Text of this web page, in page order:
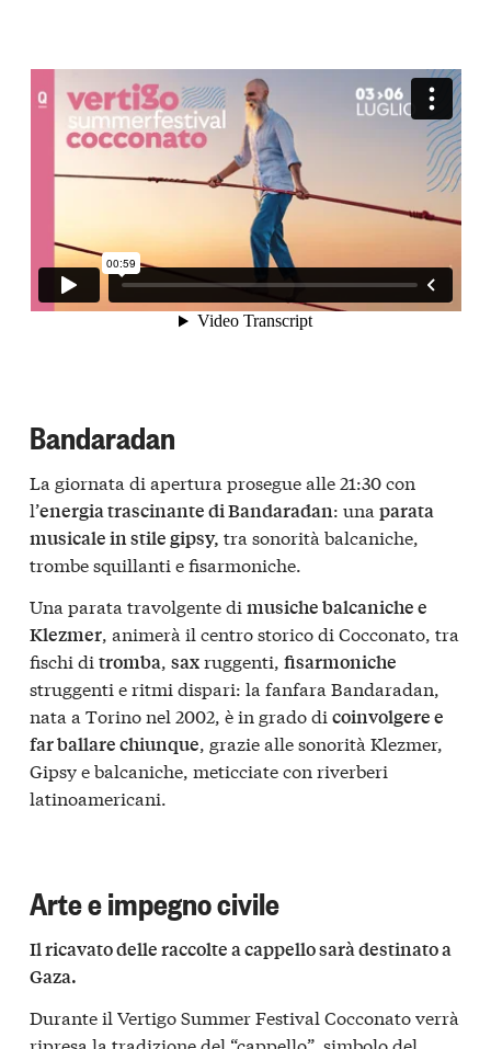
Bandaradan
La giornata di apertura prosegue alle 21:30 con
l’energia trascinante di Bandaradan: una parata
musicale in stile gipsy, tra sonorità balcaniche,
trombe squillanti e fisarmoniche.
Una parata travolgente di musiche balcaniche e
Klezmer , animerà il centro storico di Cocconato, tra
fischi di tromba saxruggenti, fisarmoniche
struggenti e ritmi dispari: la fanfara Bandaradan,
nata a Torino nel 2002, è in grado di coinvolgere e
far ballare chiunque , grazie alle sonorità Klezmer,
Gipsy e balcaniche, meticciate con riverberi
latinoamericani.
Arte e impegno civile
Il ricavato delle raccolte a cappello sarà destinato a
Gaza.
Durante il Vertigo Summer Festival Cocconato verrà
ripresa la tradizione del “cappello”, simbolo del